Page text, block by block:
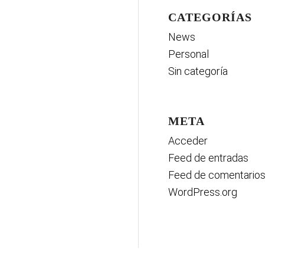
CATEGORÍAS
News
Personal
Sin categoría
META
Acceder
Feed de entradas
Feed de comentarios
WordPress.org